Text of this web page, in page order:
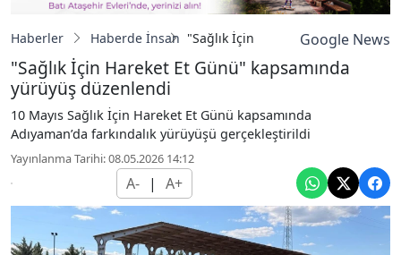
Haberler Haberde İnsan "Sağlık İçin Hareket Et Günü"
Google News
"Sağlık İçin Hareket Et Günü" kapsamında
yürüyüş düzenlendi
10 Mayıs Sağlık İçin Hareket Et Günü kapsamında
Adıyaman’da farkındalık yürüyüşü gerçekleştirildi
Yayınlanma Tarihi: 08.05.2026 14:12
A- | A+